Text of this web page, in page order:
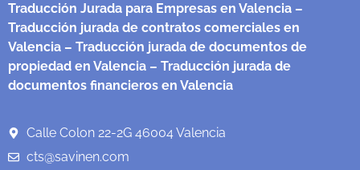
Traducción Jurada para Empresas en Valencia –
Traducción jurada de contratos comerciales en
Valencia – Traducción jurada de documentos de
propiedad en Valencia – Traducción jurada de
documentos financieros en Valencia
Calle Colon 22-2G 46004 Valencia
cts@savinen.com